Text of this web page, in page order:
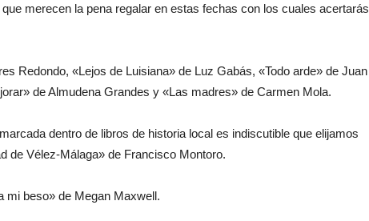
merecen la pena regalar en estas fechas con los cuales acertarás
Redondo, «Lejos de Luisiana» de Luz Gabás, «Todo arde» de Juan
de Almudena Grandes y «Las madres» de Carmen Mola.
dentro de libros de historia local es indiscutible que elijamos
de Vélez-Málaga» de Francisco Montoro.
mi beso» de Megan Maxwell.